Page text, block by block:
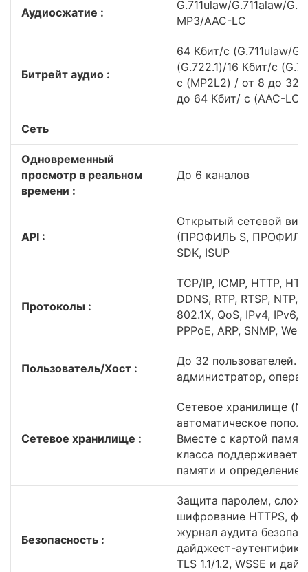
Аудиосжатие :
G.711ulaw/G.711alaw/
MP3/AAC-LC
Битрейт аудио :
64 Кбит/с (G.711ulaw/
(G.722.1)/16 Кбит/с
с (MP2L2) / от 8 до
до 64 Кбит/ с (AAC-LC)
Сеть
Одновременный
просмотр в реальном
времени :
До 6 каналов
API :
Открытый сетевой
(ПРОФИЛЬ S, ПРОФИЛЬ
SDK, ISUP
Протоколы :
TCP/IP, ICMP, HTTP,
DDNS, RTP, RTSP, NTP,
802.1X, QoS, IPv4, IPv6,
PPPoE, ARP, SNMP,
Пользователь/Хост :
До 32 пользователей.
администратор,
Сетевое хранилище :
Сетевое хранилище
автоматическое
Вместе с картой
класса
памяти и определение
Безопасность :
Защита паролем,
шифрование HTTPS,
журнал аудита
дайджест-
TLS 1.1/1.2, WSSE и